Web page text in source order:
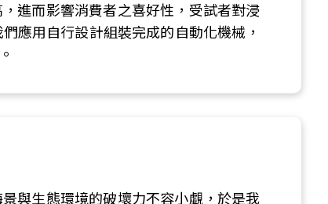
進而影響消費者之喜好性，受試者對浸
應用自行設計組裝完成的自動化機械，
與生態環境的破壞力不容小覷，於是我